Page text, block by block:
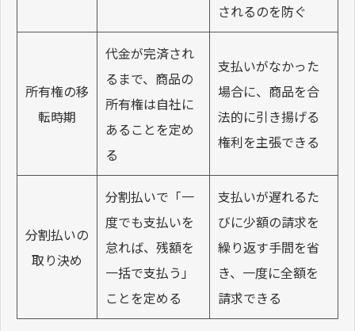
されるのを防ぐ
所有権の移
転時期
代金が完済され
るまで、商品の
所有権は自社に
あることを定め
る
支払いがなかった
場合に、商品を合
法的に引き揚げる
権利を主張できる
分割払いの
取り決め
分割払いで「一
度でも支払いを
怠れば、残額を
一括で支払う」
ことを定める
支払いが遅れるた
びに少額の請求を
繰り返す手間を省
き、一度に全額を
請求できる